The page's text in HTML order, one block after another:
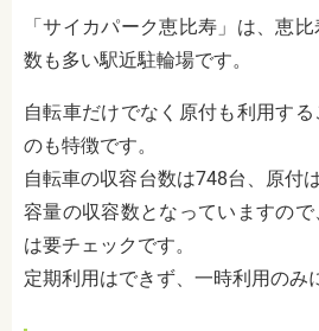
「サイカパーク恵比寿」は、恵
数も多い駅近駐輪場です。
自転車だけでなく原付も利用す
のも特徴です。
自転車の収容台数は748台、原付
容量の収容数となっていますの
は要チェックです。
定期利用はできず、一時利用のみ